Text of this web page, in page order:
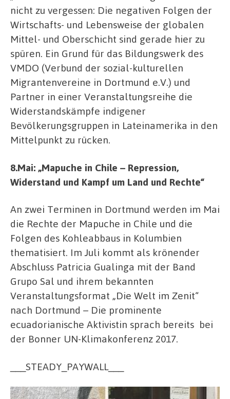
nicht zu vergessen: Die negativen Folgen der
Wirtschafts- und Lebensweise der globalen
Mittel- und Oberschicht sind gerade hier zu
spüren. Ein Grund für das Bildungswerk des
VMDO (Verbund der sozial-kulturellen
Migrantenvereine in Dortmund e.V.) und
Partner in einer Veranstaltungsreihe die
Widerstandskämpfe indigener
Bevölkerungsgruppen in Lateinamerika in den
Mittelpunkt zu rücken.
8.Mai: „Mapuche in Chile – Repression,
Widerstand und Kampf um Land und Rechte“
An zwei Terminen in Dortmund werden im Mai
die Rechte der Mapuche in Chile und die
Folgen des Kohleabbaus in Kolumbien
thematisiert. Im Juli kommt als krönender
Abschluss Patricia Gualinga mit der Band
Grupo Sal und ihrem bekannten
Veranstaltungsformat „Die Welt im Zenit“
nach Dortmund – Die prominente
ecuadorianische Aktivistin sprach bereits bei
der Bonner UN-Klimakonferenz 2017.
___STEADY_PAYWALL___